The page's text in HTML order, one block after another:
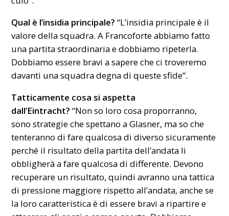
Qual è l’insidia principale? “L’insidia principale è il
valore della squadra. A Francoforte abbiamo fatto
una partita straordinaria e dobbiamo ripeterla.
Dobbiamo essere bravi a sapere che ci troveremo
davanti una squadra degna di queste sfide”.
Tatticamente cosa si aspetta
dall’Eintracht?“Non so loro cosa proporranno,
sono strategie che spettano a Glasner, ma so che
tenteranno di fare qualcosa di diverso sicuramente
perché il risultato della partita dell’andata li
obbligherà a fare qualcosa di differente. Devono
recuperare un risultato, quindi avranno una tattica
di pressione maggiore rispetto all’andata, anche se
la loro caratteristica è di essere bravi a ripartire e